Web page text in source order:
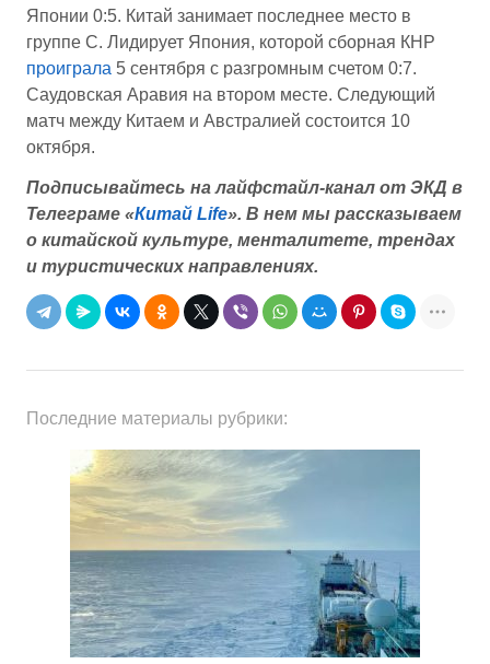
Японии 0:5. Китай занимает последнее место в
группе C. Лидирует Япония, которой сборная КНР
проиграла 5 сентября с разгромным счетом 0:7.
Саудовская Аравия на втором месте. Следующий
матч между Китаем и Австралией состоится 10
октября.
Подписывайтесь на лайфстайл-канал от ЭКД в
Телеграме «Китай Life». В нем мы рассказываем
о китайской культуре, менталитете, трендах
и туристических направлениях.
Последние материалы рубрики: